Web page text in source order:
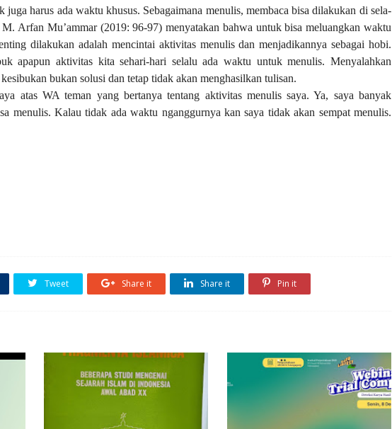
juga harus ada waktu khusus. Sebagaimana menulis, membaca bisa dilakukan di sela-
M. Arfan Mu’ammar (2019: 96-97) menyatakan bahwa untuk bisa meluangkan waktu
dilakukan adalah mencintai aktivitas menulis dan menjadikannya sebagai hobi.
apapun aktivitas kita sehari-hari selalu ada waktu untuk menulis. Menyalahkan
bukan solusi dan tetap tidak akan menghasilkan tulisan.
atas WA teman yang bertanya tentang aktivitas menulis saya. Ya, saya banyak
menulis. Kalau tidak ada waktu nganggurnya kan saya tidak akan sempat menulis.
Tweet Share it Share it Pin it